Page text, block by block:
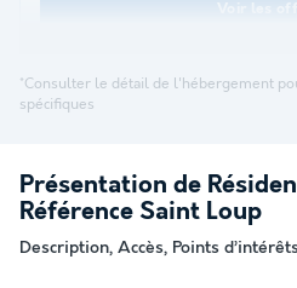
*Consulter le détail de l'hébergement
spécifiques
Présentation de
Référence Saint Loup
Description, Accès, Points